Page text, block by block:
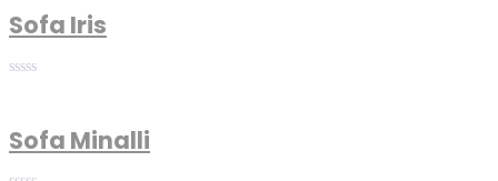
Sofa Iris
Sofa Minalli